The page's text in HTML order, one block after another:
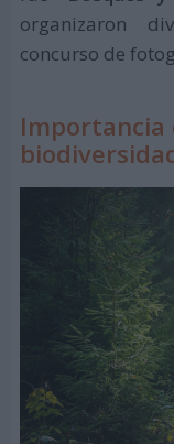
organizaron
concurso de
Importancia